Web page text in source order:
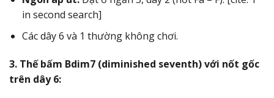
in second search]
Các dây 6 và 1 thường không chơi.
3. Thế bấm Bdim7 (diminished seventh) với nốt gốc
trên dây 6: